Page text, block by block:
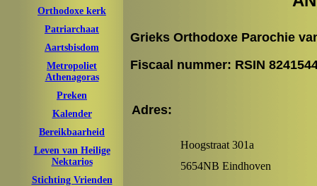
Orthodoxe kerk
Patriarchaat
Aartsbisdom
Metropoliet
Athenagoras
Preken
Kalender
Bereikbaarheid
Leven van Heilige
Nektarios
Stichting Vrienden
Grieks Orthodoxe Parochie
Fiscaal nummer: RSIN
Adres:
Hoogstraat 301a
5654NB Eindhoven